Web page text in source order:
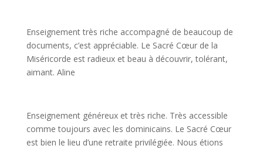
Enseignement très riche accompagné de beaucoup de
documents, c’est appréciable. Le Sacré Cœur de la
Miséricorde est radieux et beau à découvrir, tolérant,
aimant. Aline
Enseignement généreux et très riche. Très accessible
comme toujours avec les dominicains. Le Sacré Cœur
est bien le lieu d’une retraite privilégiée. Nous étions